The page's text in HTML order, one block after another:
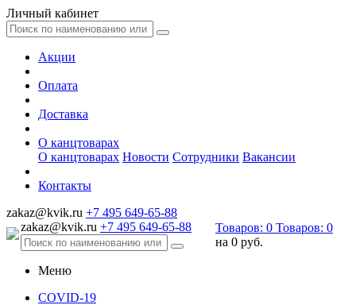
Личный кабинет
Акции
Оплата
Доставка
О канцтоварах
О канцтоварах Новости Сотрудники Вакансии
Контакты
zakaz@kvik.ru +7 495 649-65-88
zakaz@kvik.ru +7 495 649-65-88 Товаров: 0 Товаров: 0
на 0 руб.
Меню
COVID-19